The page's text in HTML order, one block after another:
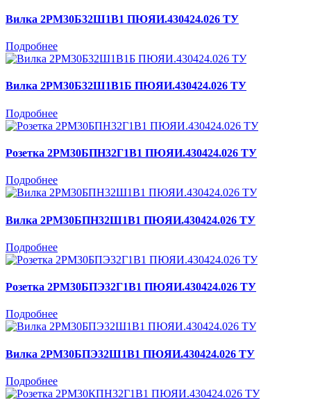
Вилка 2РМ30Б32Ш1В1 ПЮЯИ.430424.026 ТУ
Подробнее
Вилка 2РМ30Б32Ш1В1Б ПЮЯИ.430424.026 ТУ
Подробнее
Розетка 2РМ30БПН32Г1В1 ПЮЯИ.430424.026 ТУ
Подробнее
Вилка 2РМ30БПН32Ш1В1 ПЮЯИ.430424.026 ТУ
Подробнее
Розетка 2РМ30БПЭ32Г1В1 ПЮЯИ.430424.026 ТУ
Подробнее
Вилка 2РМ30БПЭ32Ш1В1 ПЮЯИ.430424.026 ТУ
Подробнее